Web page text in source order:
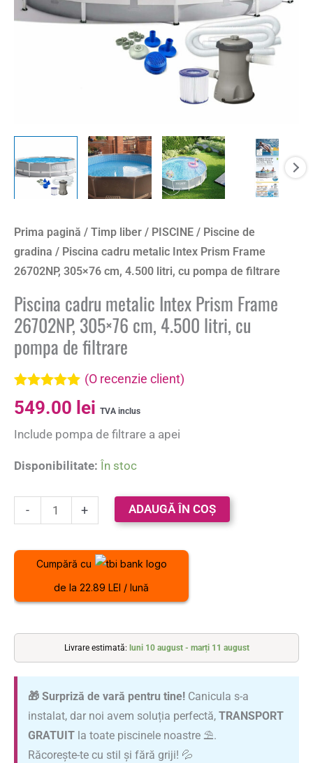
Prima pagină / Timp liber / PISCINE / Piscine de
gradina / Piscina cadru metalic Intex Prism Frame
26702NP, 305×76 cm, 4.500 litri, cu pompa de filtrare
Piscina cadru metalic Intex Prism Frame
26702NP, 305×76 cm, 4.500 litri, cu
pompa de filtrare
Evaluat la
5.00din 5 pe
singure
(O recenzie client)
549.00 lei TVA inclus
Include pompa de filtrare a apei
Disponibilitate: În stoc
-
305x76
cm,
filtrare
+ ADAUGĂ ÎN COȘ
Cumpără cu
de la 22.89 LEI / lună
Livrare estimată: luni 10 august - marți 11 august
🎁 Surpriză de vară pentru tine! Canicula s-a
instalat, dar noi avem soluția perfectă, TRANSPORT
GRATUIT la toate piscinele noastre ⛱️.
Răcorește-te cu stil și fără griji! 💦